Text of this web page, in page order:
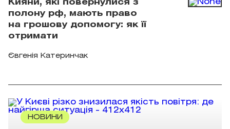
Кияни, які повернулися з
полону рф, мають право
на грошову допомогу: як її
отримати
Євгенія Катеринчак
НОВИНИ